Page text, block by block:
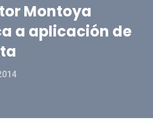
Montoya
a aplicación de